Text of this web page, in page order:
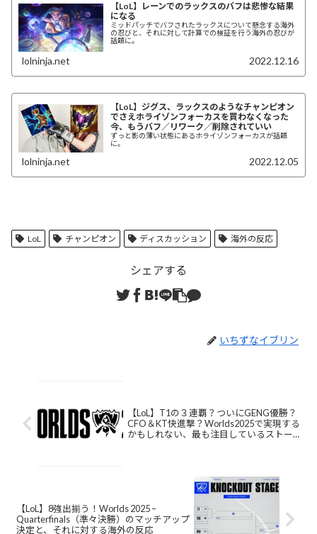
【LoL】レーンでのラックスのバフは悲惨な結果
になる
ミッドパッチでバフされたラックスについて懸念する海外
の忍びと、それに対して計算での検証を行う海外の忍びが
話題に。
lolninja.net 2022.12.16
【LoL】ジグス、ラックスのようなチャンピオン
でさえホライゾンフォーカスを買わなくなった
今、もうバフ／リワーク／削除されていい
ずっと影の薄い状態にあるホライゾンフォーカスが話題
に。
lolninja.net 2022.12.05
LoL チャンピオン ディスカッション 海外の反応
シェアする
いちずなイブリン
【LoL】T1の３連覇？ついにGENG優勝？
CFO＆KT快進撃？Worlds2025で実現する
かもしれない、最も注目しているストー
【LoL】8強出揃う！Worlds 2025 –
Quarterfinals（準々決勝）のマッチアップ
決定と、それに対する海外の反応